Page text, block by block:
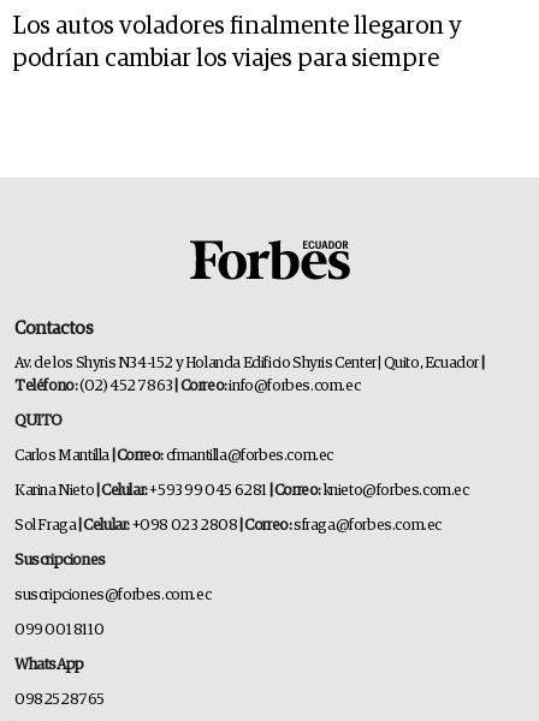
Los autos voladores finalmente llegaron y
podrían cambiar los viajes para siempre
Contactos
Av. de los Shyris N34-152 y Holanda Edificio Shyris Center | Quito, Ecuador
Teléfono:(02) 452 7863 | Correo:info@forbes.com.ec
QUITO
Carlos Mantilla | Correo:cfmantilla@forbes.com.ec
Karina Nieto | Celular:+593 99 045 6281 | Correo:knieto@forbes.com.ec
Sol Fraga| Celular:+098 023 2808 | Correo:sfraga@forbes.com.ec
Suscripciones
suscripciones@forbes.com.ec
099 001 8110
WhatsApp
0982528765